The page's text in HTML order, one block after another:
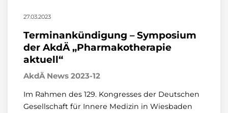
27.03.2023
Terminankündigung – Symposium
der AkdÄ „Pharmakotherapie
aktuell“
AkdÄ News 2023-12
Im Rahmen des 129. Kongresses der Deutschen
Gesellschaft für Innere Medizin in Wiesbaden